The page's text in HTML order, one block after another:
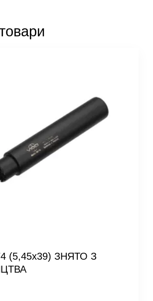
(5,45х39) ЗНЯТО З